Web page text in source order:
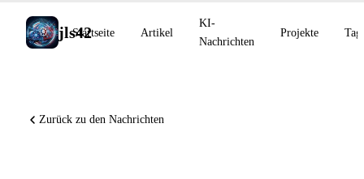
jls42
Startseite Artikel
KI-
Nachrichten
Projekte
Zurück zu den Nachrichten